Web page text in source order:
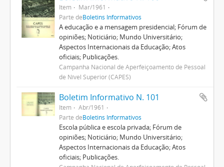
Item
Mar/1961
Parte deBoletins Informativos
A educação e a mensagem presidencial; Fórum de
opiniões; Noticiário; Mundo Universitário;
Aspectos Internacionais da Educação; Atos
oficiais; Publicações.
Campanha Nacional de Aperfeiçoamento de Pessoal
de Nível Superior (CAPES)
Boletim Informativo N. 101
Item
Abr/1961
Parte deBoletins Informativos
Escola pública e escola privada; Fórum de
opiniões; Noticiário; Mundo Universitário;
Aspectos Internacionais da Educação; Atos
oficiais; Publicações.